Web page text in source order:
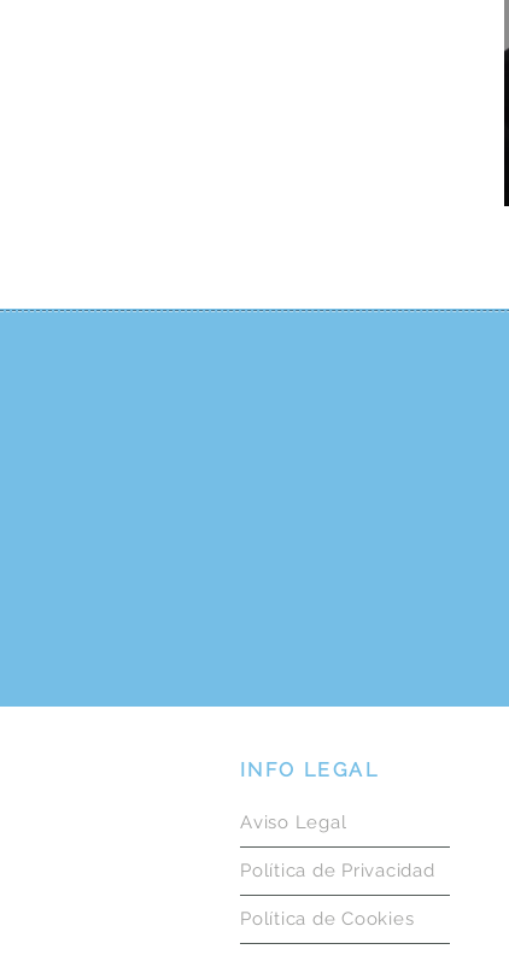
INFO LEGAL
Aviso Legal
Política de Privacidad
Política de Cookies